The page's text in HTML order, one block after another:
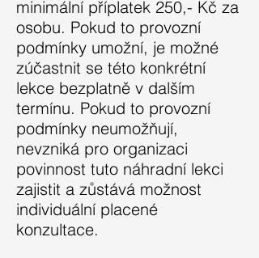
minimální příplatek 250,- Kč za
osobu. Pokud to provozní
podmínky umožní, je možné
zúčastnit se této konkrétní
lekce bezplatně v dalším
termínu. Pokud to provozní
podmínky neumožňují,
nevzniká pro organizaci
povinnost tuto náhradní lekci
zajistit a zůstává možnost
individuální placené
konzultace.